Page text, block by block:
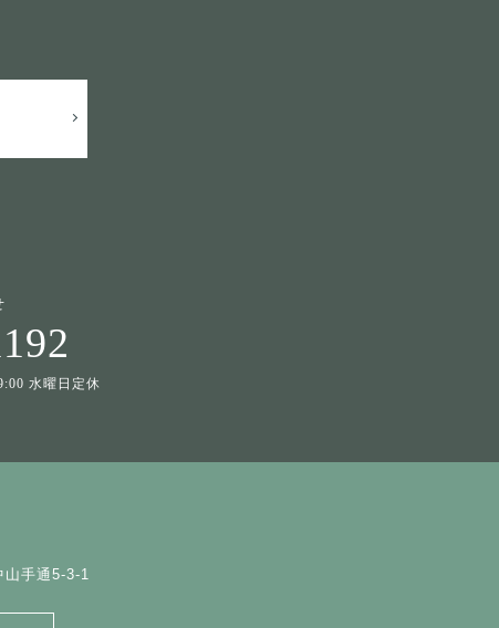
水曜日定休
山手通5-3-1